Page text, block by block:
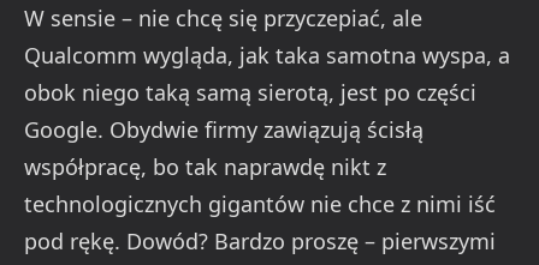
W sensie – nie chcę się przyczepiać, ale
Qualcomm wygląda, jak taka samotna wyspa, a
obok niego taką samą sierotą, jest po części
Google. Obydwie firmy zawiązują ścisłą
współpracę, bo tak naprawdę nikt z
technologicznych gigantów nie chce z nimi iść
pod rękę. Dowód? Bardzo proszę – pierwszymi